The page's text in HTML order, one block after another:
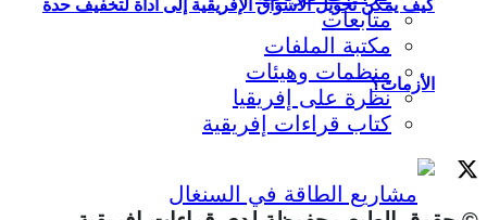
كيف يمكن تحويل الأسواق الإفريقية إلى أداة لتخفيف حدة
الأزمات؟
متابعات
مكتبة الملفات
منظمات وهيئات
نظرة على إفريقيا
كتاب قراءات إفريقية